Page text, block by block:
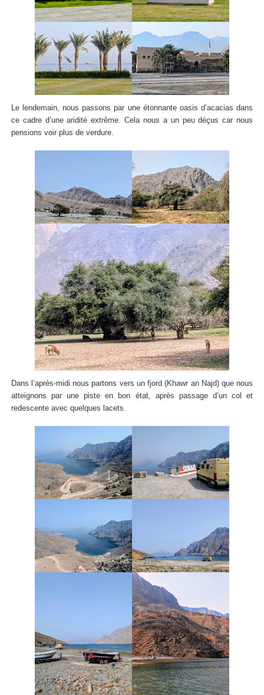
Le lendemain, nous passons par une étonnante oasis d’acacias dans
ce cadre d’une aridité extrême. Cela nous a un peu déçus car nous
pensions voir plus de verdure.
Dans l’après-midi nous partons vers un fjord (Khawr an Najd) que nous
atteignons par une piste en bon état, après passage d’un col et
redescente avec quelques lacets.